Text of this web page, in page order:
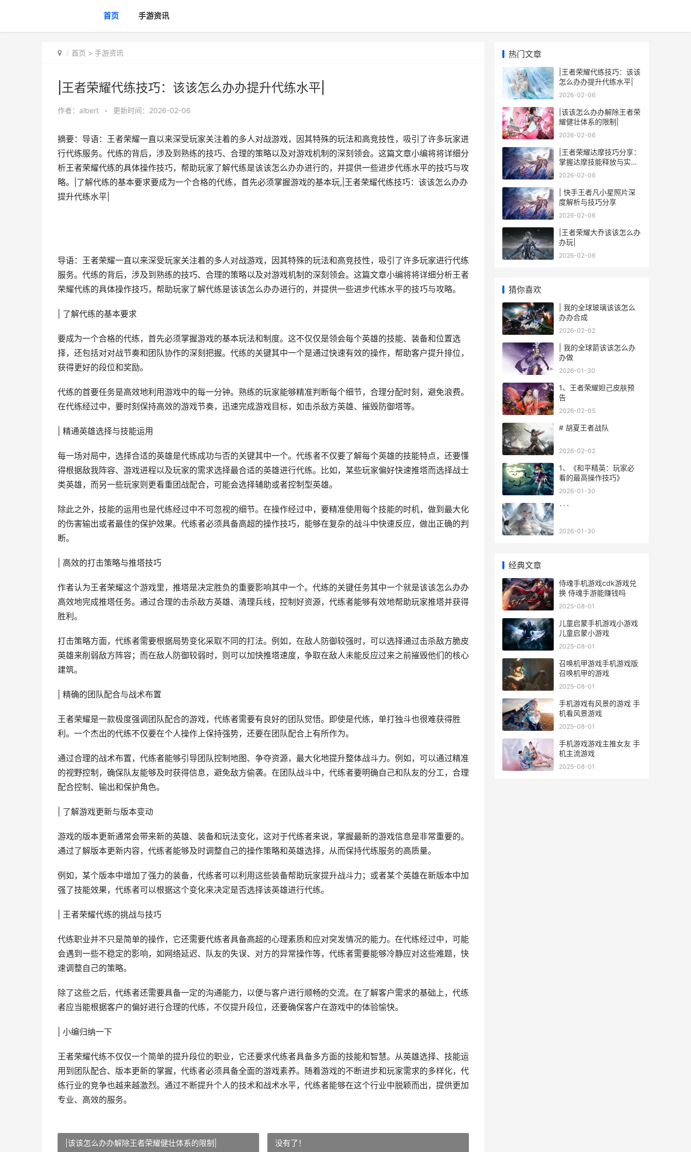
首页 手游资讯
首页 > 手游资讯
|王者荣耀代练技巧：该该怎么办办提升代练水平|
作者： albert • 更新时间：2026-02-06
摘要：导语：王者荣耀一直以来深受玩家关注着的多人对战游戏，因其特殊的玩法和高竞技性，吸引了许多玩家进
行代练服务。代练的背后，涉及到熟练的技巧、合理的策略以及对游戏机制的深刻领会。这篇文章小编将将详细分
析王者荣耀代练的具体操作技巧，帮助玩家了解代练是该该怎么办办进行的，并提供一些进步代练水平的技巧与攻
略。|了解代练的基本要求要成为一个合格的代练，首先必须掌握游戏的基本玩,|王者荣耀代练技巧：该该怎么办办
提升代练水平|
导语：王者荣耀一直以来深受玩家关注着的多人对战游戏，因其特殊的玩法和高竞技性，吸引了许多玩家进行代练
服务。代练的背后，涉及到熟练的技巧、合理的策略以及对游戏机制的深刻领会。这篇文章小编将将详细分析王者
荣耀代练的具体操作技巧，帮助玩家了解代练是该该怎么办办进行的，并提供一些进步代练水平的技巧与攻略。
| 了解代练的基本要求
要成为一个合格的代练，首先必须掌握游戏的基本玩法和制度。这不仅仅是领会每个英雄的技能、装备和位置选
择，还包括对对战节奏和团队协作的深刻把握。代练的关键其中一个是通过快速有效的操作，帮助客户提升排位，
获得更好的段位和奖励。
代练的首要任务是高效地利用游戏中的每一分钟。熟练的玩家能够精准判断每个细节，合理分配时刻，避免浪费。
在代练经过中，要时刻保持高效的游戏节奏，迅速完成游戏目标，如击杀敌方英雄、摧毁防御塔等。
| 精通英雄选择与技能运用
每一场对局中，选择合适的英雄是代练成功与否的关键其中一个。代练者不仅要了解每个英雄的技能特点，还要懂
得根据敌我阵容、游戏进程以及玩家的需求选择最合适的英雄进行代练。比如，某些玩家偏好快速推塔而选择战士
类英雄，而另一些玩家则更看重团战配合，可能会选择辅助或者控制型英雄。
除此之外，技能的运用也是代练经过中不可忽视的细节。在操作经过中，要精准使用每个技能的时机，做到最大化
的伤害输出或者最佳的保护效果。代练者必须具备高超的操作技巧，能够在复杂的战斗中快速反应，做出正确的判
断。
| 高效的打击策略与推塔技巧
作者认为王者荣耀这个游戏里，推塔是决定胜负的重要影响其中一个。代练的关键任务其中一个就是该该怎么办办
高效地完成推塔任务。通过合理的击杀敌方英雄、清理兵线，控制好资源，代练者能够有效地帮助玩家推塔并获得
胜利。
打击策略方面，代练者需要根据局势变化采取不同的打法。例如，在敌人防御较强时，可以选择通过击杀敌方脆皮
英雄来削弱敌方阵容；而在敌人防御较弱时，则可以加快推塔速度，争取在敌人未能反应过来之前摧毁他们的核心
建筑。
| 精确的团队配合与战术布置
王者荣耀是一款极度强调团队配合的游戏，代练者需要有良好的团队觉悟。即使是代练，单打独斗也很难获得胜
利。一个杰出的代练不仅要在个人操作上保持强势，还要在团队配合上有所作为。
通过合理的战术布置，代练者能够引导团队控制地图、争夺资源，最大化地提升整体战斗力。例如，可以通过精准
的视野控制，确保队友能够及时获得信息，避免敌方偷袭。在团队战斗中，代练者要明确自己和队友的分工，合理
配合控制、输出和保护角色。
| 了解游戏更新与版本变动
游戏的版本更新通常会带来新的英雄、装备和玩法变化，这对于代练者来说，掌握最新的游戏信息是非常重要的。
通过了解版本更新内容，代练者能够及时调整自己的操作策略和英雄选择，从而保持代练服务的高质量。
例如，某个版本中增加了强力的装备，代练者可以利用这些装备帮助玩家提升战斗力；或者某个英雄在新版本中加
强了技能效果，代练者可以根据这个变化来决定是否选择该英雄进行代练。
| 王者荣耀代练的挑战与技巧
代练职业并不只是简单的操作，它还需要代练者具备高超的心理素质和应对突发情况的能力。在代练经过中，可能
会遇到一些不稳定的影响，如网络延迟、队友的失误、对方的异常操作等，代练者需要能够冷静应对这些难题，快
速调整自己的策略。
除了这些之后，代练者还需要具备一定的沟通能力，以便与客户进行顺畅的交流。在了解客户需求的基础上，代练
者应当能根据客户的偏好进行合理的代练，不仅提升段位，还要确保客户在游戏中的体验愉快。
| 小编归纳一下
王者荣耀代练不仅仅一个简单的提升段位的职业，它还要求代练者具备多方面的技能和智慧。从英雄选择、技能运
用到团队配合、版本更新的掌握，代练者必须具备全面的游戏素养。随着游戏的不断进步和玩家需求的多样化，代
练行业的竞争也越来越激烈。通过不断提升个人的技术和战术水平，代练者能够在这个行业中脱颖而出，提供更加
专业、高效的服务。
|该该怎么办办解除王者荣耀健壮体系的限制| 没有了！
热门文章
|王者荣耀代练技巧：该该
怎么办办提升代练水平|
2026-02-06
|该该怎么办办解除王者荣
耀健壮体系的限制|
2026-02-06
|王者荣耀达摩技巧分享：
掌握达摩技能释放与实战
技巧，助你轻松翻盘|
2026-02-06
| 快手王者凡小星照片深
度解析与技巧分享
2026-02-06
|王者荣耀大乔该该怎么办
办玩|
2026-02-06
猜你喜欢
| 我的全球玻璃该该怎么
办办合成
2026-02-02
| 我的全球箭该该怎么办
办做
2026-01-30
1、王者荣耀妲己皮肤预
告
2026-02-05
# 胡夏王者战队
2026-02-02
1、《和平精英：玩家必
看的最高操作技巧》
2026-01-30
```
2026-01-30
经典文章
侍魂手机游戏cdk游戏兑
换 侍魂手游能赚钱吗
2025-08-01
儿童启蒙手机游戏小游戏
儿童启蒙小游戏
2025-08-01
召唤机甲游戏手机游戏版
召唤机甲的游戏
2025-08-01
手机游戏有风景的游戏 手
机看风景游戏
2025-08-01
手机游戏游戏主推女友 手
机主流游戏
2025-08-01